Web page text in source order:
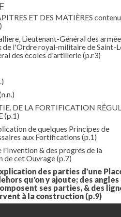
ET DES MATIÈRES
Lieutenant-Général des
de l'Ordre royal-militaire de Saint-
des écoles d'artillerie(p.r3)
DE LA FORTIFICATION
(p.1)
de quelques Principes de
aux Fortifications (p.1)
l'Invention & des progrès de la
de cet Ouvrage(p.7)
des parties d'une
qu'on y ajoute; des angles
ses parties, & des
à la construction (p.9)
angles qui composent les parties